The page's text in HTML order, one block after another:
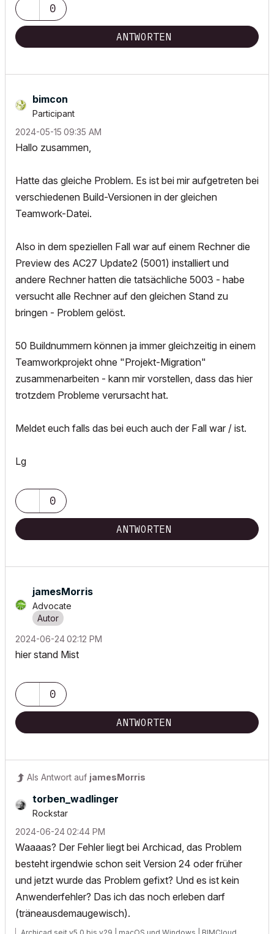
0
ANTWORTEN
bimcon
Participant
‎2024-05-15 09:35 AM
Hallo zusammen,
Hatte das gleiche Problem. Es ist bei mir aufgetreten bei
verschiedenen Build-Versionen in der gleichen
Teamwork-Datei.
Also in dem speziellen Fall war auf einem Rechner die
Preview des AC27 Update2 (5001) installiert und
andere Rechner hatten die tatsächliche 5003 - habe
versucht alle Rechner auf den gleichen Stand zu
bringen - Problem gelöst.
50 Buildnummern können ja immer gleichzeitig in einem
Teamworkprojekt ohne "Projekt-Migration"
zusammenarbeiten - kann mir vorstellen, dass das hier
trotzdem Probleme verursacht hat.
Meldet euch falls das bei euch auch der Fall war / ist.
Lg
0
ANTWORTEN
jamesMorris
Advocate
‎2024-06-2402:12 PM
hier stand Mist
0
ANTWORTEN
Als Antwort auf jamesMorris
torben_wadlinger
Rockstar
‎2024-06-2402:44 PM
Waaaas? Der Fehler liegt bei Archicad, das Problem
besteht irgendwie schon seit Version 24 oder früher
und jetzt wurde das Problem gefixt? Und es ist kein
Anwenderfehler? Das ich das noch erleben darf
(träneausdemaugewisch).